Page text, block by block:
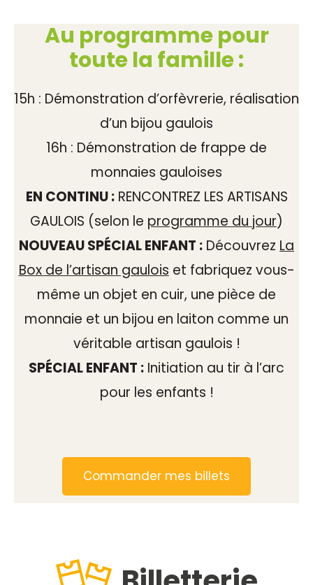
Au programme pour
toute la famille :
15h : Démonstration d’orfèvrerie, réalisation
d’un bijou gaulois
16h : Démonstration de frappe de
monnaies gauloises
EN CONTINU :RENCONTREZ LES ARTISANS
GAULOIS (selon le programme du jour)
NOUVEAU SPÉCIAL ENFANT : Découvrez La
Box de l’artisan gaulois et fabriquez vous-
même un objet en cuir, une pièce de
monnaie et un bijou en laiton comme un
véritable artisan gaulois !
SPÉCIAL ENFANT : Initiation au tir à l’arc
pour les enfants !
Commander mes billets